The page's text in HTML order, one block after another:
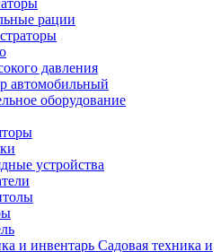
рации
давления
автомобильный
оборудование
устройства
Садовая техника и